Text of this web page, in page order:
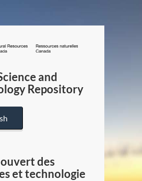
/
Canada
and
Repository
des
et technologie